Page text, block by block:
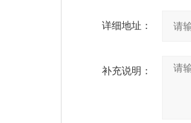
详细地址：
补充说明：